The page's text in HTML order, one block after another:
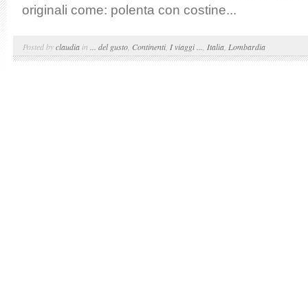
originali come: polenta con costine...
Posted byclaudia in ... del gusto Continenti, I viaggi ... Italia Lombardia